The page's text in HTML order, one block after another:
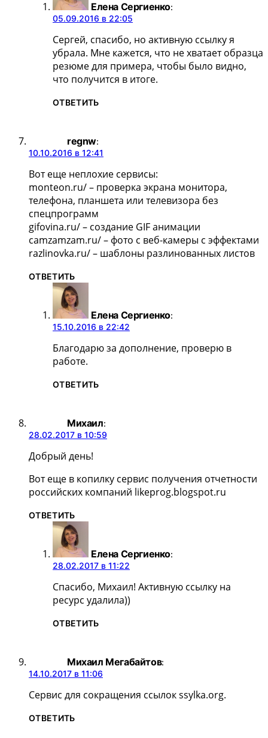
Елена Сергиенко:
05.09.2016 в 22:05
Сергей, спасибо, но активную ссылку я
убрала. Мне кажется, что не хватает образца
резюме для примера, чтобы было видно,
что получится в итоге.
ОТВЕТИТЬ
regnw:
10.10.2016 в 12:41
Вот еще неплохие сервисы:
monteon.ru/ – проверка экрана монитора,
телефона, планшета или телевизора без
спецпрограмм
gifovina.ru/ – создание GIF анимации
camzamzam.ru/ – фото с веб-камеры с эффектами
razlinovka.ru/ – шаблоны разлинованных листов
ОТВЕТИТЬ
Елена Сергиенко:
15.10.2016 в 22:42
Благодарю за дополнение, проверю в
работе.
ОТВЕТИТЬ
Михаил:
28.02.2017 в 10:59
Добрый день!
Вот еще в копилку сервис получения отчетности
российских компаний likeprog.blogspot.ru
ОТВЕТИТЬ
Елена Сергиенко:
28.02.2017 в 11:22
Спасибо, Михаил! Активную ссылку на
ресурс удалила))
ОТВЕТИТЬ
Михаил Мегабайтов:
14.10.2017 в 11:06
Сервис для сокращения ссылок ssylka.org.
ОТВЕТИТЬ